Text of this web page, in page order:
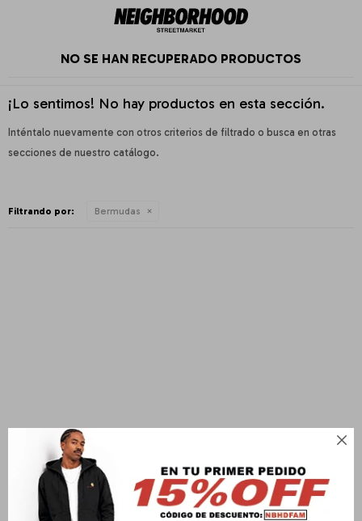

NO SE HAN RECUPERADO PRODUCTOS
¡Lo sentimos! No hay productos en esta sección.
Inténtalo nuevamente con otros criterios de filtrado o busca en otras
secciones de nuestro catálogo.
Filtrando por: Bermudas